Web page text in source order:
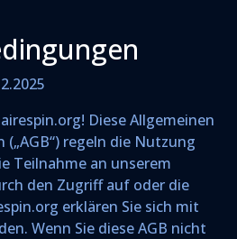
Diese Allgemeinen
regeln die Nutzung
Teilnahme an unserem
den Zugriff auf oder die
erklären Sie sich mit
Wenn Sie diese AGB nicht